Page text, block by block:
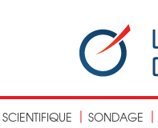
SONDAGE